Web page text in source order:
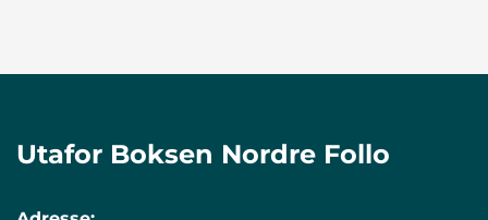
Utafor Boksen Nordre Follo